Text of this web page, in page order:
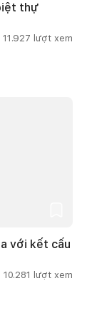
thự
11.927 lượt xem
với kết cấu
10.281 lượt xem